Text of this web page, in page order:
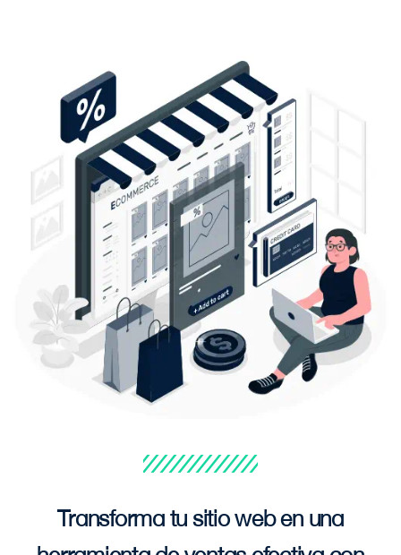
Transforma tu sitio web en una